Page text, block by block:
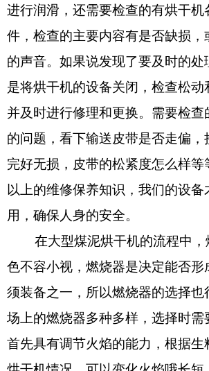
进行润滑，还需要检查的有烘干机
件，检查的主要内容有是否缺损，
的声音。如果说发现了要及时的处
是将烘干机的设备关闭，检查松动
并及时进行修理和更换。需要检查
的问题，看下输送皮带是否走偏，
完好无损，皮带的松紧度怎么样等
以上的维修保养知识，我们的设备
用，确保人身的安全。
在大型煤泥烘干机的流程中，
色不容小视，燃烧器是决定能否形
须装备之一，所以燃烧器的选择也
场上的燃烧器多种多样，选择时需
首先具有调节火焰的能力，根据生